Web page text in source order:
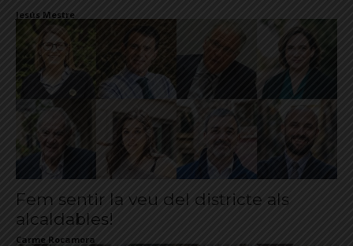
Jesús Mestre
Fem sentir la veu del districte als
alcaldables!
Carme Rocamora